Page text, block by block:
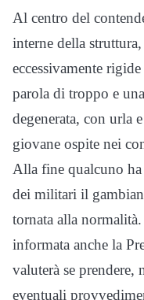
Al centro del
interne della
eccessivamente
parola di troppo e
degenerata, con urla
giovane ospite nei
Alla fine qualcuno
dei militari il
tornata alla
informata anche la
valuterà se prendere,
eventuali